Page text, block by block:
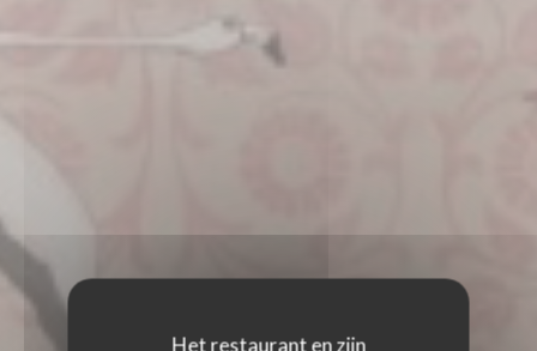
Het restaurant en zijn